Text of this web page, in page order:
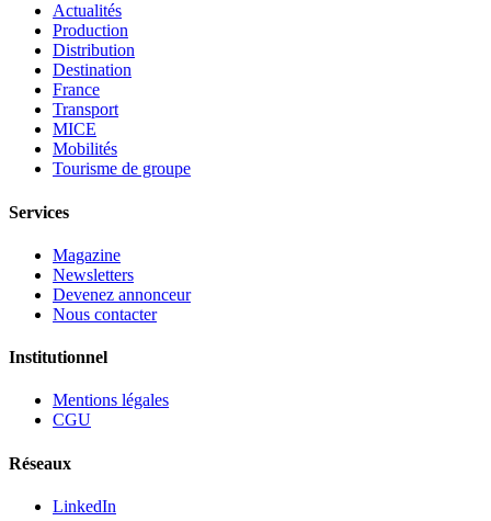
Actualités
Production
Distribution
Destination
France
Transport
MICE
Mobilités
Tourisme de groupe
Services
Magazine
Newsletters
Devenez annonceur
Nous contacter
Institutionnel
Mentions légales
CGU
Réseaux
LinkedIn